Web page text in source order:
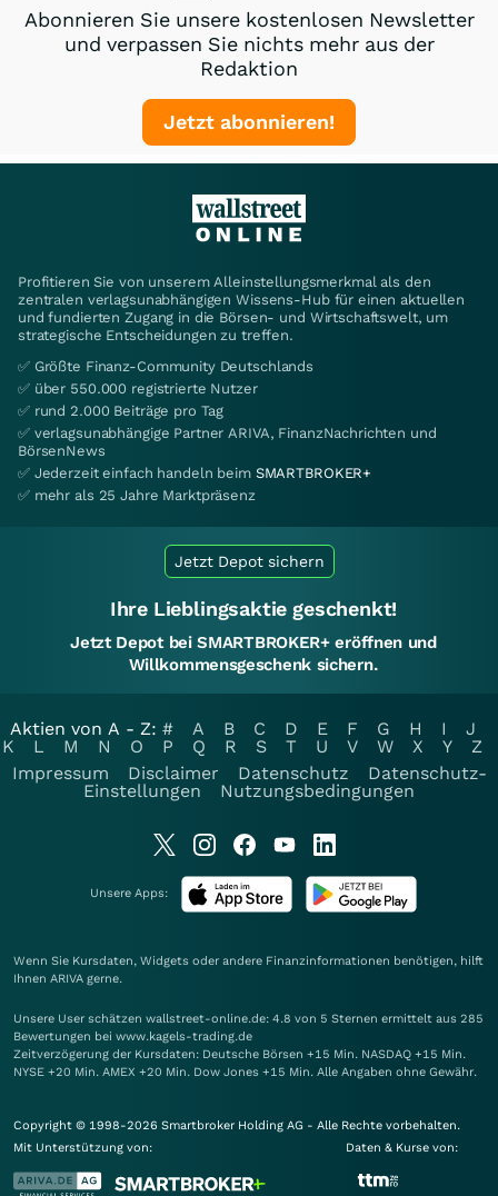
Abonnieren Sie unsere kostenlosen Newsletter
und verpassen Sie nichts mehr aus der
Redaktion
Jetzt abonnieren!
Profitieren Sie von unserem Alleinstellungsmerkmal als den
zentralen verlagsunabhängigen Wissens-Hub für einen aktuellen
und fundierten Zugang in die Börsen- und Wirtschaftswelt, um
strategische Entscheidungen zu treffen.
✅ Größte Finanz-Community Deutschlands
✅ über 550.000 registrierte Nutzer
✅ rund 2.000 Beiträge pro Tag
✅ verlagsunabhängige Partner ARIVA, FinanzNachrichten und
BörsenNews
✅ Jederzeit einfach handeln beim SMARTBROKER+
✅ mehr als 25 Jahre Marktpräsenz
Jetzt Depot sichern
Ihre Lieblingsaktie geschenkt!
Jetzt Depot bei SMARTBROKER+ eröffnen und
Willkommensgeschenk sichern.
Aktien von A - Z: # A B C D E F G H I
J
K
L M N O P Q R S T U V W X Y
Z
Impressum
Disclaimer Datenschutz
Datenschutz-
Einstellungen
Nutzungsbedingungen
Unsere Apps:
Wenn Sie Kursdaten, Widgets oder andere Finanzinformationen benötigen, hilft
Ihnen ARIVA gerne.
Unsere User schätzen wallstreet-online.de: 4.8 von 5 Sternen ermittelt aus 285
Bewertungen bei www.kagels-trading.de
Zeitverzögerung der Kursdaten: Deutsche Börsen +15 Min. NASDAQ +15 Min.
NYSE +20 Min. AMEX +20 Min. Dow Jones +15 Min. Alle Angaben ohne Gewähr.
Copyright © 1998-2026 Smartbroker Holding AG - Alle Rechte vorbehalten.
Mit Unterstützung von:
Daten & Kurse von: